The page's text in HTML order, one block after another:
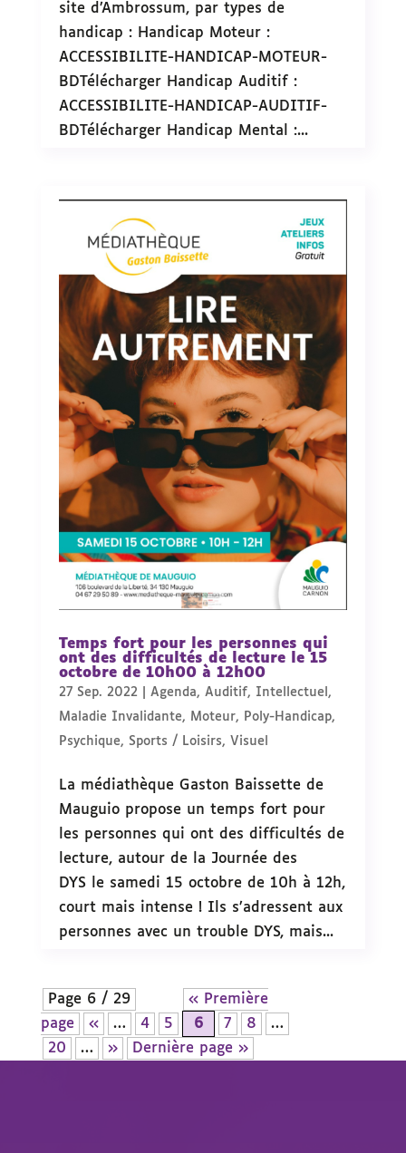
site d’Ambrossum, par types de
handicap : Handicap Moteur :
ACCESSIBILITE-HANDICAP-MOTEUR-
BDTélécharger Handicap Auditif :
ACCESSIBILITE-HANDICAP-AUDITIF-
BDTélécharger Handicap Mental :...
Temps fort pour les personnes qui
ont des difficultés de lecture le 15
octobre de 10h00 à 12h00
27 Sep. 2022| Agenda, Auditif, Intellectuel ,
Maladie Invalidante, Moteur, Poly-Handicap,
Psychique, Sports / Loisirs, Visuel
La médiathèque Gaston Baissette de
Mauguio propose un temps fort pour
les personnes qui ont des difficultés de
lecture, autour de la Journée des
DYS le samedi 15 octobre de 10h à 12h,
court mais intense ! Ils s’adressent aux
personnes avec un trouble DYS, mais...
Page 6 / 29
« Première
page
« … 4 5 6 7 8
…
20
… » Dernière page »